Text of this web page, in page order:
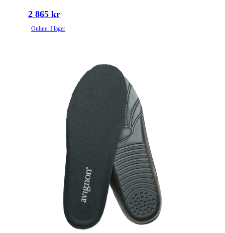
2 865 kr
Online: I lager